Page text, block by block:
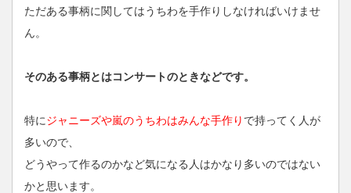
ただある事柄に関してはうちわを手作りしなければいけませ
ん。
そのある事柄とはコンサートのときなどです。
特にジャニーズや嵐のうちわはみんな手作り で持ってく人が
多いので、
どうやって作るのかなど気になる人はかなり多いのではない
かと思います。